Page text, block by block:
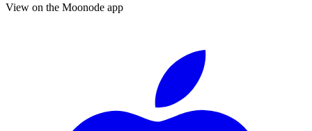
View on the Moonode app